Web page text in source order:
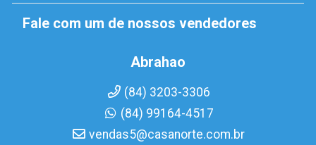
Fale com um de nossos vendedores
Abrahao
(84) 3203-3306
(84) 99164-4517
vendas5@casanorte.com.br